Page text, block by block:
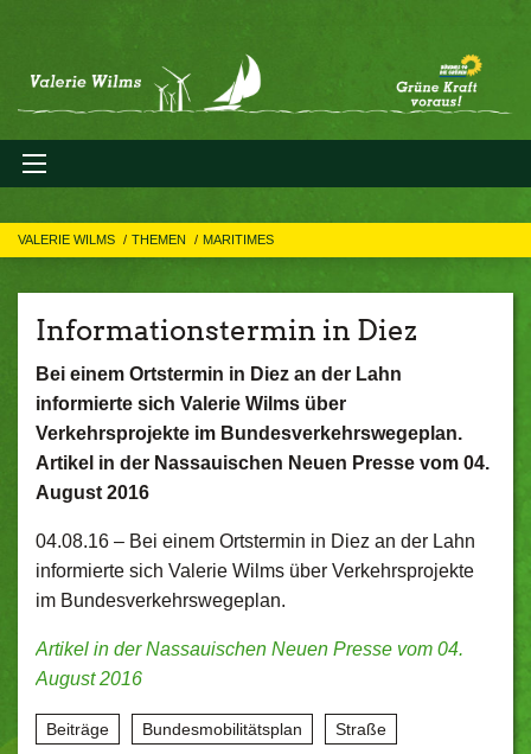
VALERIE WILMS THEMEN MARITIMES
Informationstermin in Diez
Bei einem Ortstermin in Diez an der Lahn
informierte sich Valerie Wilms über
Verkehrsprojekte im Bundesverkehrswegeplan.
Artikel in der Nassauischen Neuen Presse vom 04.
August 2016
04.08.16 – Bei einem Ortstermin in Diez an der Lahn
informierte sich Valerie Wilms über Verkehrsprojekte
im Bundesverkehrswegeplan.
Artikel in der Nassauischen Neuen Presse vom 04.
August 2016
Beiträge Bundesmobilitätsplan Straße